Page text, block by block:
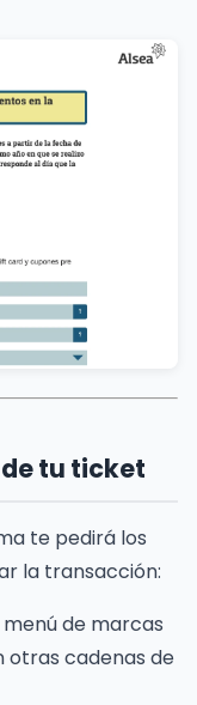
tu ticket
te pedirá los
la transacción:
de marcas
otras cadenas de